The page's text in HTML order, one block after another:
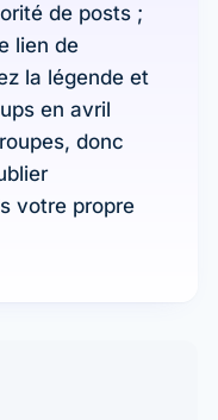
de posts ;
lien de
la légende et
en avril
donc
votre propre